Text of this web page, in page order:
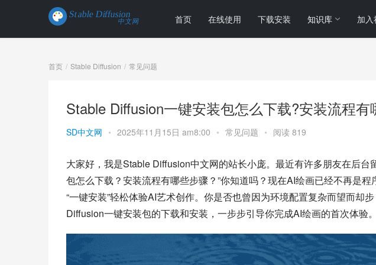
首页 在线使用 下载安装 知识库 加
首页 Stable Diffusion 常见问题
Stable Diffusion一键安装包怎么下载?安装流程有
SD中文网 • 2025年11月15日 am8:00 • 常见问题 • 阅读 819
大家好，我是Stable Diffusion中文网的站长小庞。最近有许多朋友在后台
包怎么下载？安装流程有哪些步骤？”你知道吗？现在AI绘画已经不再是
“一键安装”轻松体验AI艺术创作。你是否也曾因为环境配置复杂而望而却
Diffusion一键安装包的下载和安装，一步步引导你完成AI绘画的首次体验。